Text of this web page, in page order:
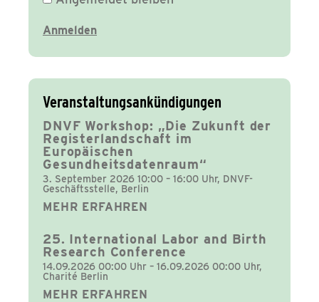
Veranstaltungsankündigungen
DNVF Workshop: „Die Zukunft der
Registerlandschaft im
Europäischen
Gesundheitsdatenraum“
3. September 2026 10:00 – 16:00 Uhr, DNVF-
Geschäftsstelle, Berlin
MEHR ERFAHREN
25. International Labor and Birth
Research Conference
14.09.2026 00:00 Uhr – 16.09.2026 00:00 Uhr,
Charité Berlin
MEHR ERFAHREN